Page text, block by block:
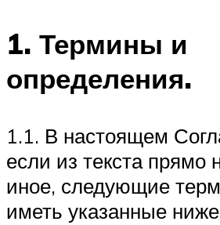
1. Термины и
определения.
1.1. В настоящем
если из текста прямо
иное, следующие
иметь указанные